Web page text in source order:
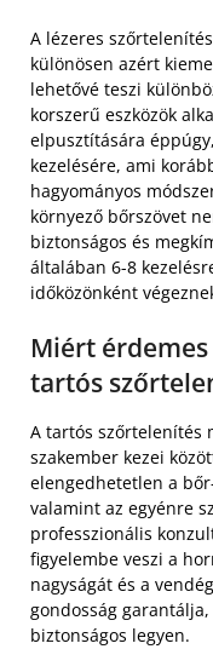
A lézeres
különösen azért
lehetővé teszi
korszerű eszközök
elpusztítására
kezelésére, ami
hagyományos
környező bőrszövet
biztonságos és
általában 6-8
időközönként
Miért
tartós
A tartós szőrtelenítés
szakember kezei
elengedhetetlen a
valamint az egyénre
professzionális
figyelembe veszi a
nagyságát és a
gondosság
biztonságos legyen.